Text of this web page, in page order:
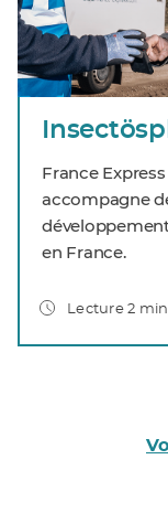
France
accompagne
en France.
Lecture 2 min